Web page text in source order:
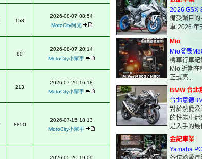
158
2026-08-07 08:54
MotoCity阿光
80
2026-08-07 20:14
MotoCity小幫手
213
2026-07-29 16:18
MotoCity小幫手
8850
2026-07-15 18:13
MotoCity小幫手
2026-05-20 19:09